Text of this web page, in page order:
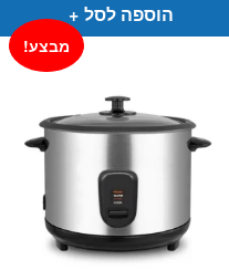
הוספה לסל
מבצע!